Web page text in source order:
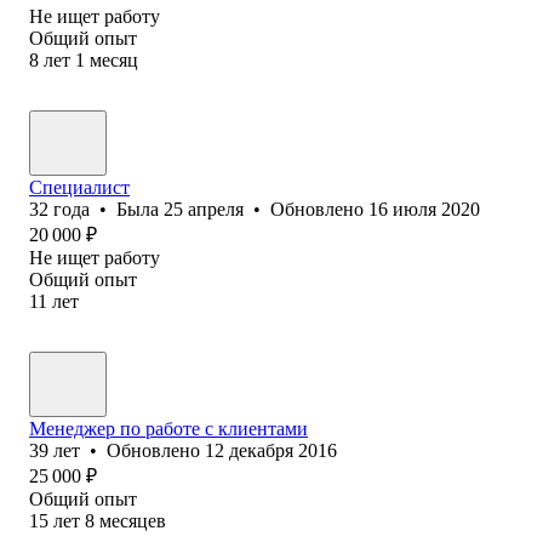
Не ищет работу
Общий опыт
8 лет 1 месяц
Специалист
32 года • Была 25 апреля • Обновлено 16 июля 2020
20 000 ₽
Не ищет работу
Общий опыт
11 лет
Менеджер по работе с клиентами
39 лет • Обновлено 12 декабря 2016
25 000 ₽
Общий опыт
15 лет 8 месяцев